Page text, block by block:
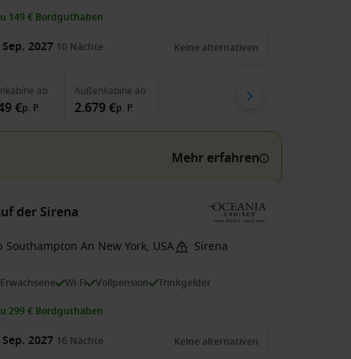
149 € Bordguthaben
Sep. 2027 10 Nächte Keine alternativen
ab
€p. P.
Außenkabine ab
2.679 €p. P.
Mehr erfahren
der Sirena
Southampton An New York, USA Sirena
Wi-Fi Vollpension Trinkgelder
299 € Bordguthaben
2027 16 Nächte Keine alternativen